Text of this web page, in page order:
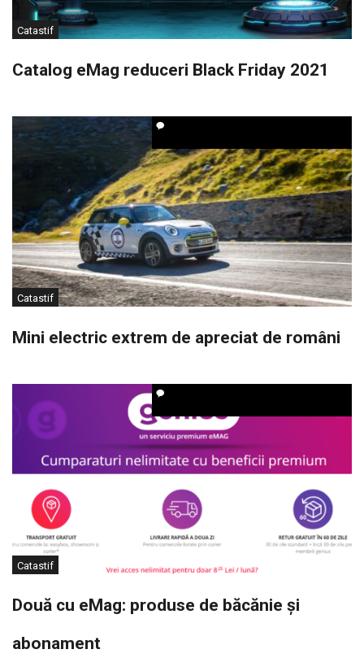
Catastif
Catalog eMag reduceri Black Friday 2021
Catastif
Mini electric extrem de apreciat de români
Catastif
Două cu eMag: produse de băcănie și
abonament